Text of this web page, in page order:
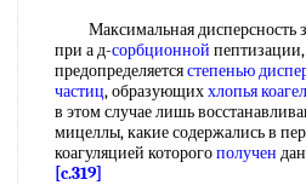
Максимальная дисперсность
при а д-сорбционной
предопределяетсястепенью
частиц, образующиххлопья
в этом случае лишь
мицеллы, какие содержались в
коагуляцией которогополучен
[c.319]